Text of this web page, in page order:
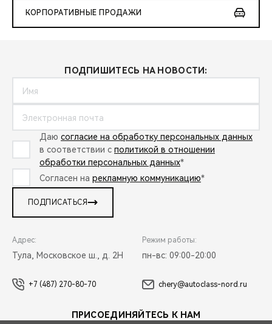
КОРПОРАТИВНЫЕ ПРОДАЖИ
ПОДПИШИТЕСЬ НА НОВОСТИ:
Даю согласие на обработку персональных данных
в соответствии с политикой в отношении
обработки персональных данных*
Согласен на рекламную коммуникацию*
ПОДПИСАТЬСЯ
Адрес:
Тула, Московское ш., д. 2Н
Режим работы:
пн-вс: 09:00-20:00
+7 (487) 270-80-70 chery@autoclass-nord.ru
ПРИСОЕДИНЯЙТЕСЬ К НАМ